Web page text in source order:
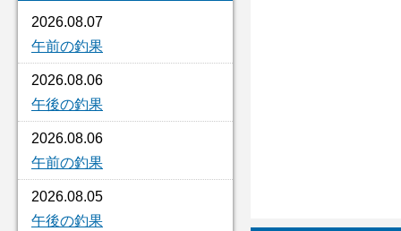
2026.08.07
午前の釣果
2026.08.06
午後の釣果
2026.08.06
午前の釣果
2026.08.05
午後の釣果